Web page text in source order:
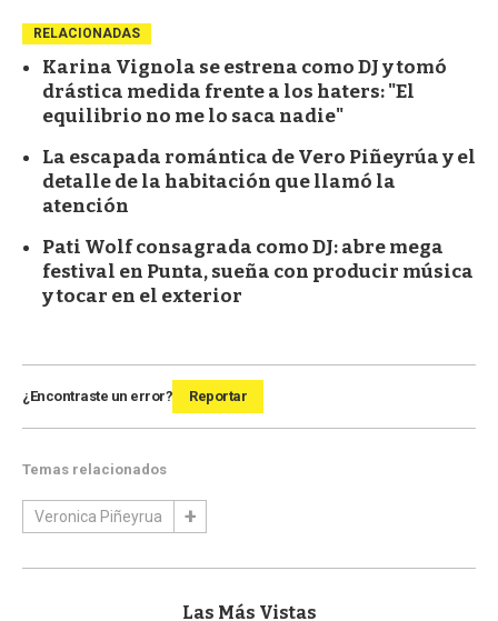
RELACIONADAS
Karina Vignola se estrena como DJ y tomó
drástica medida frente a los haters: "El
equilibrio no me lo saca nadie"
La escapada romántica de Vero Piñeyrúa y el
detalle de la habitación que llamó la
atención
Pati Wolf consagrada como DJ: abre mega
festival en Punta, sueña con producir música
y tocar en el exterior
¿Encontraste un error? Reportar
Temas relacionados
Veronica Piñeyrua
Las Más Vistas